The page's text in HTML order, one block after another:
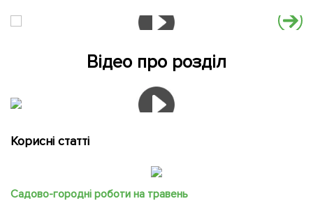
Відео про розділ
Корисні статті
Садово-городні роботи на травень